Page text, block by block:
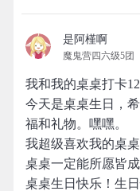
是阿槿啊
魔鬼营四六级5团
我和我的桌桌打卡
今天是桌桌生日，
福和礼物。嘿嘿。
我超级喜欢我的桌
桌桌一定能所愿皆成
桌桌生日快乐！生